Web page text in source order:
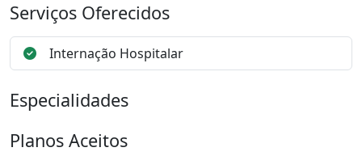
Serviços Oferecidos
Internação Hospitalar
Especialidades
Planos Aceitos